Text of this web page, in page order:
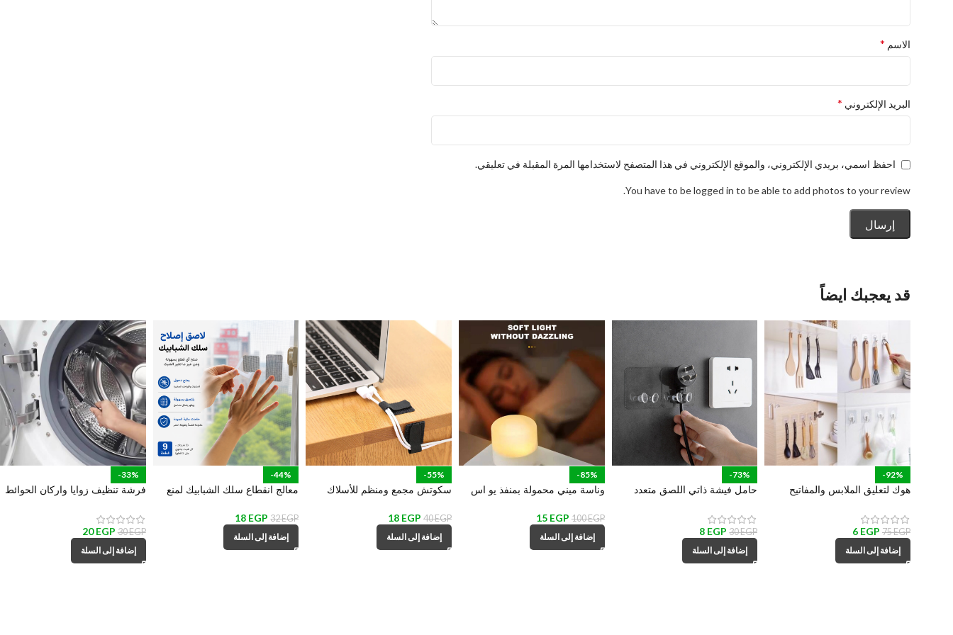
الاسم *
البريد الإلكتروني *
احفظ اسمي، بريدي الإلكتروني، والموقع الإلكتروني في هذا المتصفح لاستخدامها المرة المقبلة في تعليقي.
You have to be logged in to be able to add photos to your review.
قد يعجبك ايضاً
-92%
هوك لتعليق الملابس والمفاتيح
75EGP
6 EGP
إضافة إلى السلة
-73%
حامل فيشة ذاتي اللصق متعدد
والهواتف والكابلات
30EGP
8 EGP
إضافة إلى السلة
-85%
وناسة ميني محمولة بمنفذ يو اس
100EGP
15 EGP
إضافة إلى السلة
-55%
سكوتش مجمع ومنظم للأسلاك
علي الحائط والمكتب
40EGP
18 EGP
إضافة إلى السلة
-44%
معالج انقطاع سلك الشبابيك لمنع
32EGP
18 EGP
إضافة إلى السلة
-33%
فرشة تنظيف زوايا واركان الحوائط
30EGP
20EGP
إضافة إلى السلة